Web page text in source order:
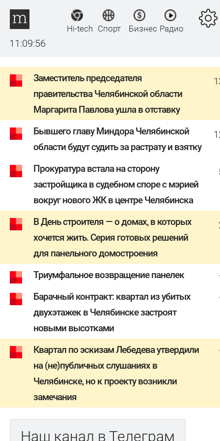
11:09:56
Hi-tech Спорт Бизнес Радио
Заместитель председателя
правительства Челябинской области
Маргарита Павлова ушла в отставку
Бывшего главу Миндора Челябинской
области будут судить за растрату и взятку
Прокуратура встала на сторону
застройщика в судебном споре с мэрией
вокруг нового ЖК в центре Челябинска
В День строителя — о домах, в которых
хочется жить. Серия готовых решений
для панельного домостроения
Триумфальное возвращение панелек
Барачный контракт: квартал из убитых
двухэтажек в Челябинске застроят
новыми высотками
Квартал по эскизам Лебедева утвердили
на (не)публичных слушаниях в
Челябинске, но к проекту возникли
замечания
Наш канал в Телеграм